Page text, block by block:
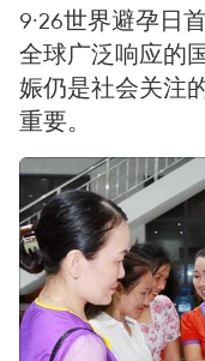
9·26世界避孕日
全球广泛响应的
娠仍是社会关注
重要。